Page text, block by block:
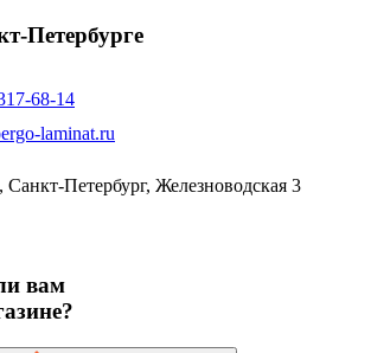
Петербурге
68-14
laminat.ru
Санкт-Петербург, Железноводская 3
вам